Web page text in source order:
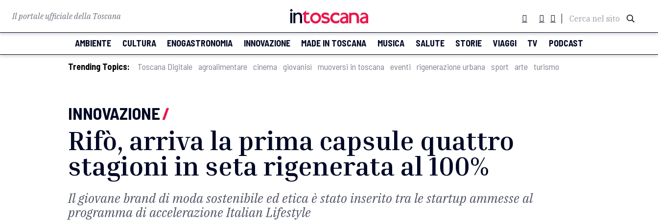
Il portale ufficiale della Toscana Cerca nel sito
AMBIENTE CULTURA ENOGASTRONOMIA INNOVAZIONE MADE IN TOSCANA MUSICA SALUTE STORIE VIAGGI TV PODCAST
Trending Topics: Toscana Digitale agroalimentare cinema giovanisì muoversi in toscana eventi rigenerazione urbana sport arte turismo
INNOVAZIONE/
Rifò, arriva la prima capsule quattro
stagioni in seta rigenerata al 100%
Il giovane brand di moda sostenibile ed etica è stato inserito tra le startup ammesse al
programma di accelerazione Italian Lifestyle